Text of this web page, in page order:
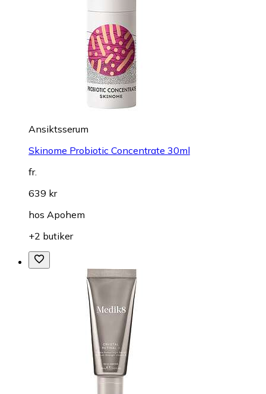
Ansiktsserum
Skinome Probiotic Concentrate 30ml
fr.
639 kr
hos Apohem
+2 butiker